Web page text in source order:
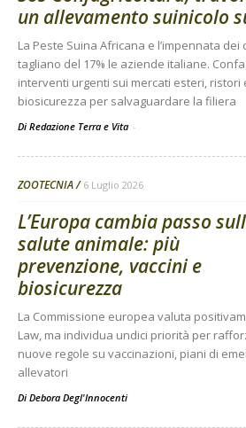
un allevamento suinicolo
La Peste Suina Africana e l’impennata
tagliano del 17% le aziende italiane.
interventi urgenti sui mercati esteri, ristori
biosicurezza per salvaguardare la filiera
Di Redazione Terra e Vita -
ZOOTECNIA 6 Luglio 2026
L’Europa cambia passo
salute animale: più
prevenzione, vaccini e
biosicurezza
La Commissione europea valuta
Law, ma individua undici priorità per
nuove regole su vaccinazioni, piani di
allevatori
Di Debora Degl'Innocenti